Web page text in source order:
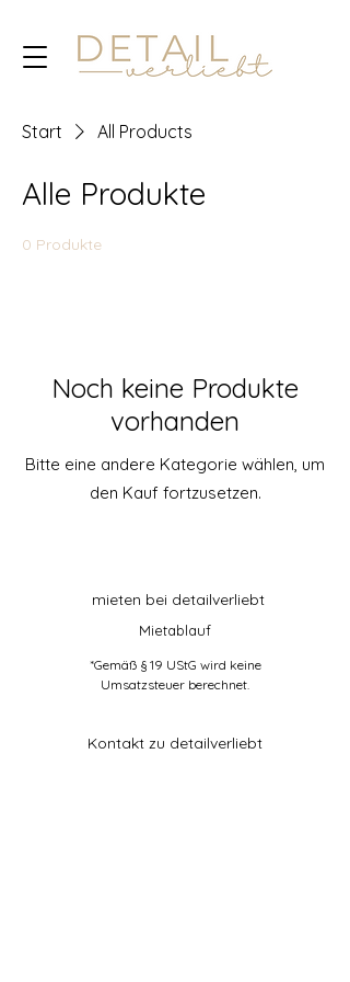
Start All Products
Alle Produkte
0 Produkte
Noch keine Produkte
vorhanden
Bitte eine andere Kategorie wählen, um
den Kauf fortzusetzen.
mieten bei detailverliebt
Mietablauf
*Gemäß § 19 UStG wird keine
Umsatzsteuer berechnet.
Kontakt zu detailverliebt